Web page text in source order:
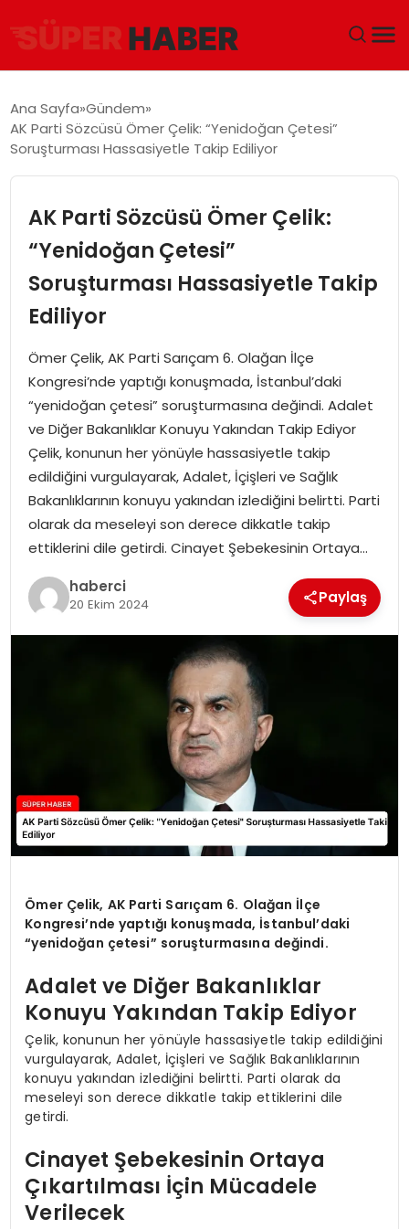
GÜNDEM
EKONOMI
MAGAZIN
SAĞLIK
SIYASET
SPOR
TEKNOLOJI
Ana Sayfa Gündem
AK Parti Sözcüsü Ömer Çelik: “Yenidoğan Çetesi”
Soruşturması Hassasiyetle Takip Ediliyor
AK Parti Sözcüsü Ömer Çelik:
“Yenidoğan Çetesi”
Soruşturması Hassasiyetle Takip
Ediliyor
Ömer Çelik, AK Parti Sarıçam 6. Olağan İlçe
Kongresi’nde yaptığı konuşmada, İstanbul’daki
“yenidoğan çetesi” soruşturmasına değindi. Adalet
ve Diğer Bakanlıklar Konuyu Yakından Takip Ediyor
Çelik, konunun her yönüyle hassasiyetle takip
edildiğini vurgulayarak, Adalet, İçişleri ve Sağlık
Bakanlıklarının konuyu yakından izlediğini belirtti. Parti
olarak da meseleyi son derece dikkatle takip
ettiklerini dile getirdi. Cinayet Şebekesinin Ortaya…
haberci
20 Ekim 2024 Paylaş
Ömer Çelik, AK Parti Sarıçam 6. Olağan İlçe
Kongresi’nde yaptığı konuşmada, İstanbul’daki
“yenidoğan çetesi” soruşturmasına değindi.
Adalet ve Diğer Bakanlıklar
Konuyu Yakından Takip Ediyor
Çelik, konunun her yönüyle hassasiyetle takip edildiğini
vurgulayarak, Adalet, İçişleri ve Sağlık Bakanlıklarının
konuyu yakından izlediğini belirtti. Parti olarak da
meseleyi son derece dikkatle takip ettiklerini dile
getirdi.
Cinayet Şebekesinin Ortaya
Çıkartılması İçin Mücadele
Verilecek